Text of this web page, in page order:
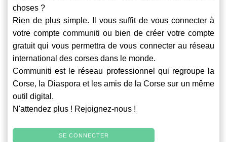
choses ?
Rien de plus simple. Il vous suffit de vous connecter à
votre compte communiti ou bien de créer votre compte
gratuit qui vous permettra de vous connecter au réseau
international des corses dans le monde.
Communiti est le réseau professionnel qui regroupe la
Corse, la Diaspora et les amis de la Corse sur un même
outil digital.
N'attendez plus ! Rejoignez-nous !
SE CONNECTER